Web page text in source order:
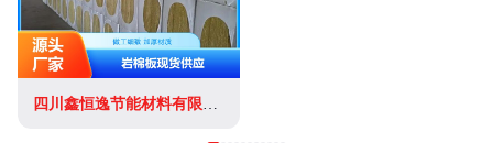
四川鑫恒逸节能材料有限公司